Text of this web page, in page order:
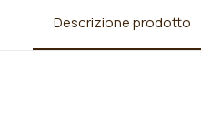
Descrizione prodotto